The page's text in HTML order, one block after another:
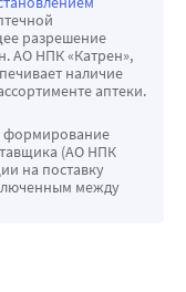
разрешение
АО НПК «Катрен»,
наличие
аптеки.
формирование
(АО НПК
на поставку
между